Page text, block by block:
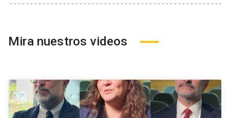
Mira nuestros videos